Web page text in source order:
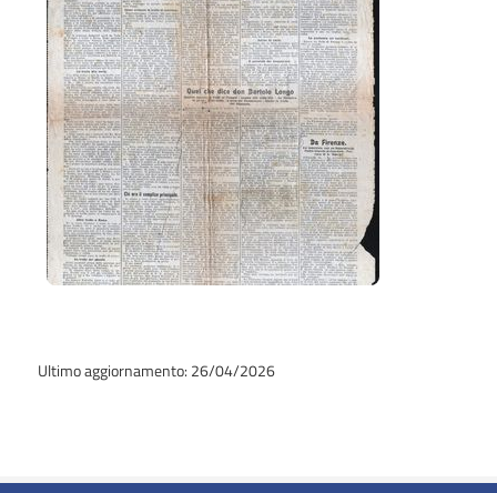
Ultimo aggiornamento: 26/04/2026